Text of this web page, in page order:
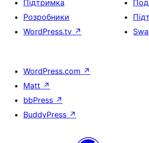
Підтримка
Розробники
WordPress.tv ↗
WordPress.com ↗
Matt ↗
bbPress ↗
BuddyPress ↗